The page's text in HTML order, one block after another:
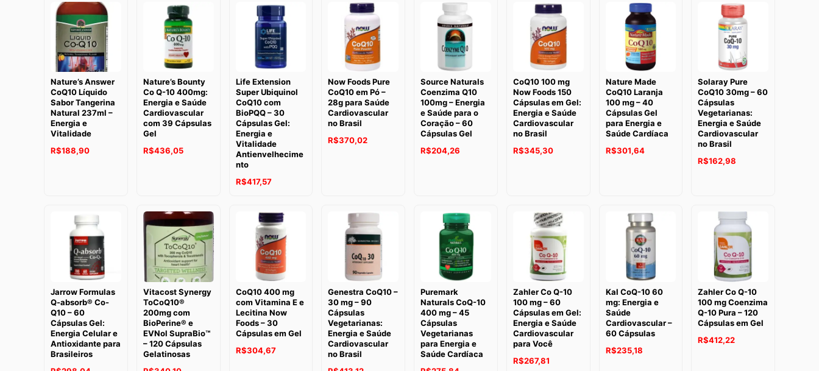
Nature’s Answer
CoQ10 Líquido
Sabor Tangerina
Natural 237ml –
Energia e
Vitalidade
O
R$241,40.
R$188,90O
R$188,90.
Nature’s Bounty
Co Q-10 400mg:
Energia e Saúde
Cardiovascular
com 39 Cápsulas
Gel
R$436,05
Life Extension
Super Ubiquinol
CoQ10 com
BioPQQ – 30
Cápsulas Gel:
Energia e
Vitalidade
Antienvelhecime
nto
R$417,57
Now Foods Pure
CoQ10 em Pó –
28g para Saúde
Cardiovascular
no Brasil
R$370,02
Source Naturals
Coenzima Q10
100mg – Energia
e Saúde para o
Coração – 60
Cápsulas Gel
R$204,26
CoQ10 100 mg
Now Foods 150
Cápsulas em Gel:
Energia e Saúde
Cardiovascular
no Brasil
R$345,30
Nature Made
CoQ10 Laranja
100 mg – 40
Cápsulas Gel
para Energia e
Saúde Cardíaca
R$301,64
Solaray Pure
CoQ10 30mg – 60
Cápsulas
Vegetarianas:
Energia e Saúde
Cardiovascular
no Brasil
R$162,98
Jarrow Formulas
Q-absorb® Co-
Q10 – 60
Cápsulas Gel:
Energia Celular e
Antioxidante para
Brasileiros
Vitacost Synergy
ToCoQ10®
200mg com
BioPerine® e
EVNol SupraBio™
– 120 Cápsulas
Gelatinosas
CoQ10 400 mg
com Vitamina E e
Lecitina Now
Foods – 30
Cápsulas em Gel
R$304,67
Genestra CoQ10 –
30 mg – 90
Cápsulas
Vegetarianas:
Energia e Saúde
Cardiovascular
no Brasil
Puremark
Naturals CoQ-10
400 mg – 45
Cápsulas
Vegetarianas
para Energia e
Saúde Cardíaca
Zahler Co Q-10
100 mg – 60
Cápsulas em Gel:
Energia e Saúde
Cardiovascular
para Você
R$267,81
Kal CoQ-10 60
mg: Energia e
Saúde
Cardiovascular –
60 Cápsulas
R$235,18
Zahler Co Q-10
100 mg Coenzima
Q-10 Pura – 120
Cápsulas em Gel
R$412,22